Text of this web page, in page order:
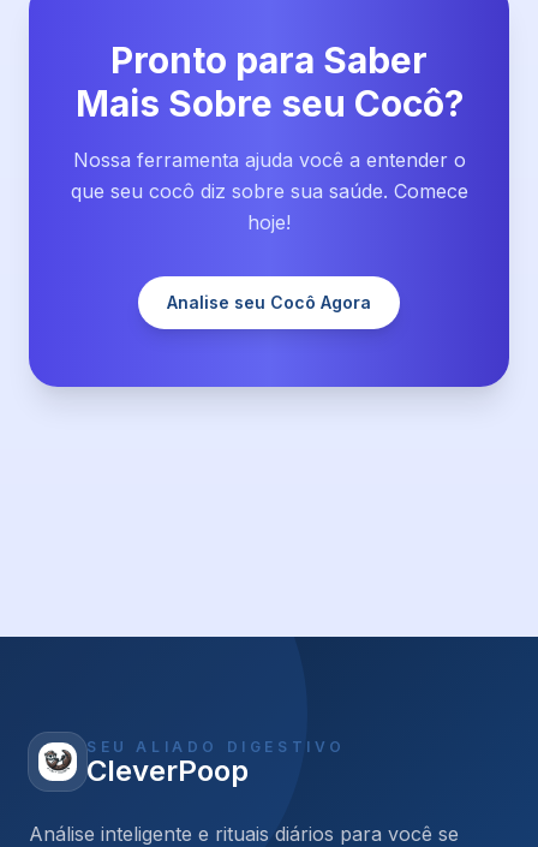
Pronto para Saber
Mais Sobre seu Cocô?
Nossa ferramenta ajuda você a entender o
que seu cocô diz sobre sua saúde. Comece
hoje!
Analise seu Cocô Agora
SEU ALIADO DIGESTIVO
CleverPoop
Análise inteligente e rituais diários para você se